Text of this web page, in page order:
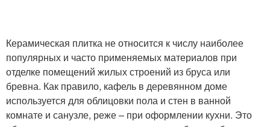
Керамическая плитка не относится к числу наиболее
популярных и часто применяемых материалов при
отделке помещений жилых строений из бруса или
бревна. Как правило, кафель в деревянном доме
используется для облицовки пола и стен в ванной
комнате и санузле, реже – при оформлении кухни. Это